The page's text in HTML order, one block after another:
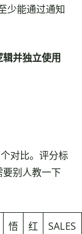
少能通过通知
并独立使用
对比。评分标
别人教一下
悟
红
SALES